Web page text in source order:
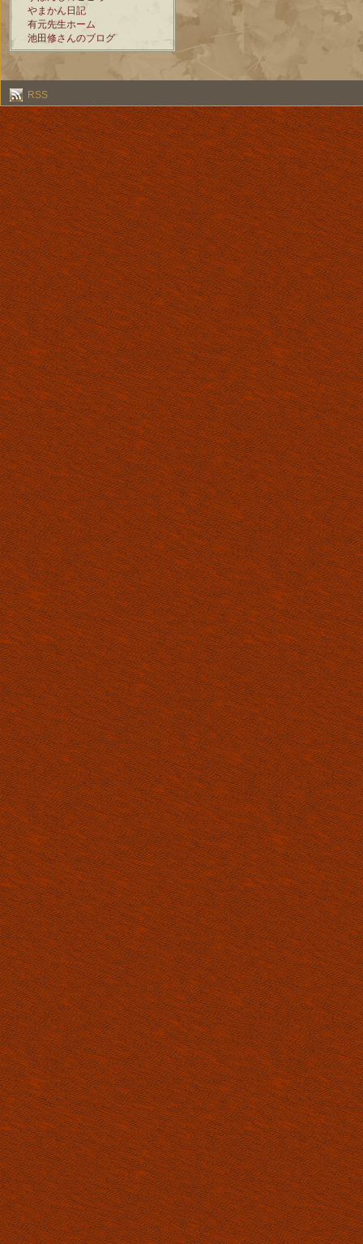
やまかん日記
有元先生ホーム
池田修さんのブログ
RSS